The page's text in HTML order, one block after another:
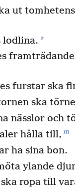
ut
lodlina. *
furstar ska
ska
nässlor och
hålla till, m
ha sina bon.
ylande
ska ropa till